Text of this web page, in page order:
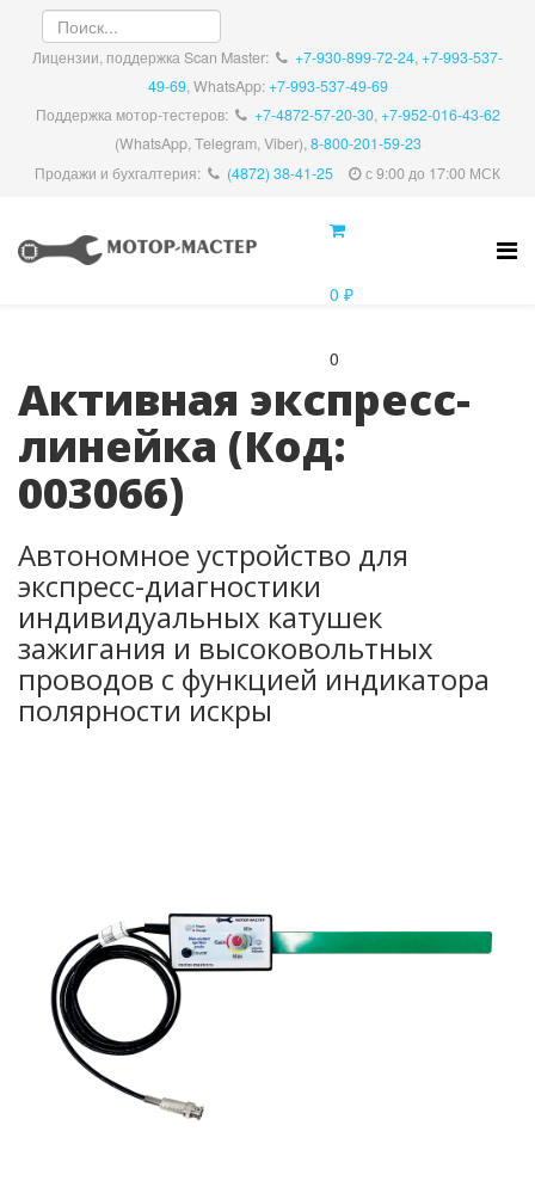
Лицензии, поддержка Scan Master: +7-930-899-72-24,+7-993-537-
49-69, WhatsApp:+7-993-537-49-69
Поддержка мотор-тестеров:
+7-4872-57-20-30,+7-952-016-43-62
(WhatsApp, Telegram, Viber),8-800-201-59-23
Продажи и бухгалтерия:
(4872) 38-41-25 с 9:00 до 17:00 МСК
0 ₽
0
Активная экспресс-
линейка (Код:
003066)
Автономное устройство для
экспресс-диагностики
индивидуальных катушек
зажигания и высоковольтных
проводов с функцией индикатора
полярности искры